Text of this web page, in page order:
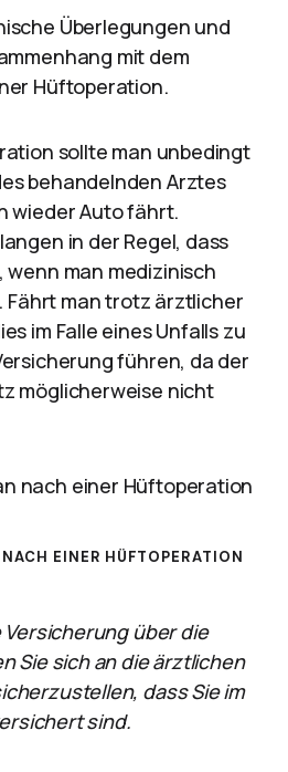
Überlegungen und
mit dem
Hüftoperation.
sollte man unbedingt
behandelnden Arztes
wieder Auto fährt.
in der Regel, dass
man medizinisch
Fährt man trotz ärztlicher
im Falle eines Unfalls zu
führen, da der
möglicherweise nicht
EINER HÜFTOPERATION
über die
Sie sich an die ärztlichen
dass Sie im
sind.